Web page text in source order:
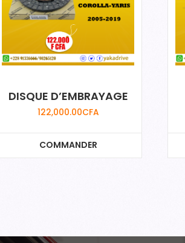
DISQUE D’EMBRAYAGE
122,000.00CFA
COMMANDER